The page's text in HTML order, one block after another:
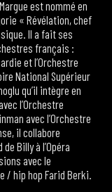
est nommé en
« Révélation, chef
Il a fait ses
français :
et l’Orchestre
National Supérieur
qu’il intègre en
l’Orchestre
avec l’Orchestre
il collabore
Billy à l’Opéra
avec le
/ hip hop Farid Berki.